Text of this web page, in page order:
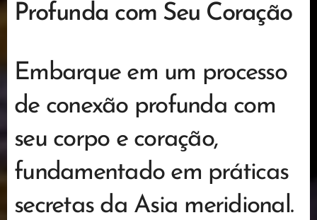
Profunda com Seu Coração
Embarque em um processo
de conexão profunda com
seu corpo e coração,
fundamentado em práticas
secretas da Asia meridional.